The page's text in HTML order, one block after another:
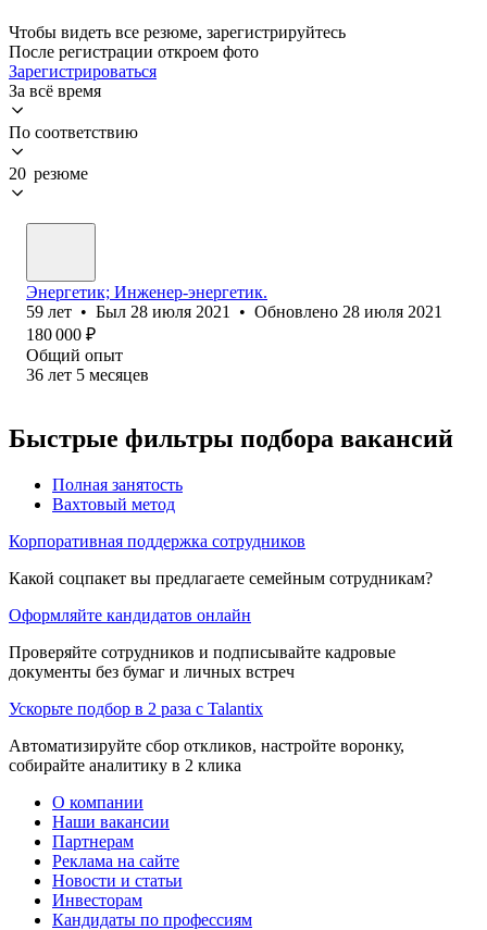
Чтобы видеть все резюме, зарегистрируйтесь
После регистрации откроем фото
Зарегистрироваться
За всё время
По соответствию
20 резюме
Энергетик; Инженер-энергетик.
59 лет • Был 28 июля 2021 • Обновлено 28 июля 2021
180 000 ₽
Общий опыт
36 лет 5 месяцев
Быстрые фильтры подбора вакансий
Полная занятость
Вахтовый метод
Корпоративная поддержка сотрудников
Какой соцпакет вы предлагаете семейным сотрудникам?
Оформляйте кандидатов онлайн
Проверяйте сотрудников и подписывайте кадровые
документы без бумаг и личных встреч
Ускорьте подбор в 2 раза с Talantix
Автоматизируйте сбор откликов, настройте воронку,
собирайте аналитику в 2 клика
О компании
Наши вакансии
Партнерам
Реклама на сайте
Новости и статьи
Инвесторам
Кандидаты по профессиям